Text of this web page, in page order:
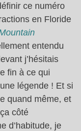
ce numéro
en Floride
entendu
j’hésitais
fin à ce qui
légende ! Et si
quand même, et
côté
d’habitude, je